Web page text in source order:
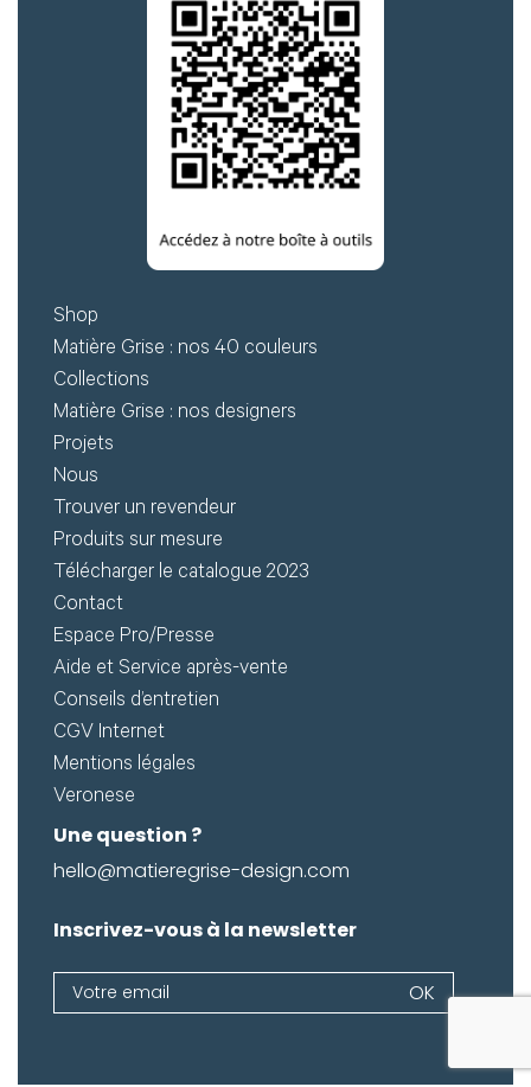
Shop
Matière Grise : nos 40 couleurs
Collections
Matière Grise : nos designers
Projets
Nous
Trouver un revendeur
Produits sur mesure
Télécharger le catalogue 2023
Contact
Espace Pro/Presse
Aide et Service après-vente
Conseils d’entretien
CGV Internet
Mentions légales
Veronese
Une question ?
hello@matieregrise-design.com
Inscrivez-vous à la newsletter
Newsletter
OK